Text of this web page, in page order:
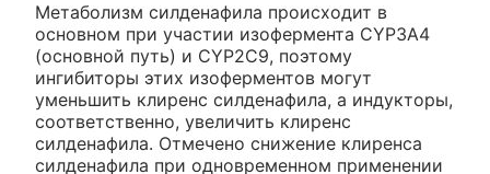
Метаболизм силденафила происходит в
основном при участии изофермента CYP3A4
(основной путь) и CYP2C9, поэтому
ингибиторы этих изоферментов могут
уменьшить клиренс силденафила, а индукторы,
соответственно, увеличить клиренс
силденафила. Отмечено снижение клиренса
силденафила при одновременном применении